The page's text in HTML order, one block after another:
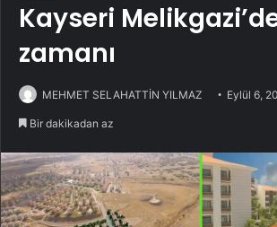
Kayseri
zamanı
MEHMET SELAHATTİN YILMAZ Eylül 6,
Bir dakikadan az